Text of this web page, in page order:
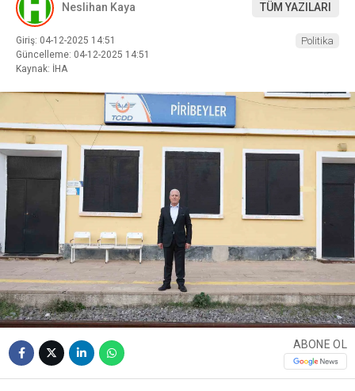
Neslihan Kaya TÜM YAZILARI
Giriş: 04-12-2025 14:51
Güncelleme: 04-12-2025 14:51
Kaynak: İHA
Politika
ABONE OL